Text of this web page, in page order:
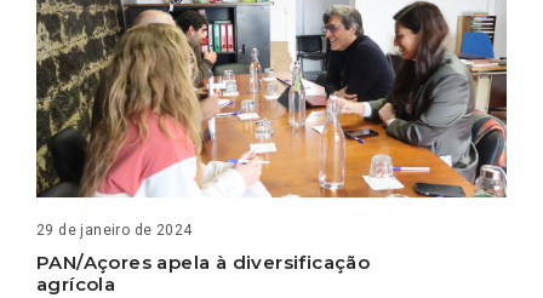
29 de janeiro de 2024
PAN/Açores apela à diversificação
agrícola